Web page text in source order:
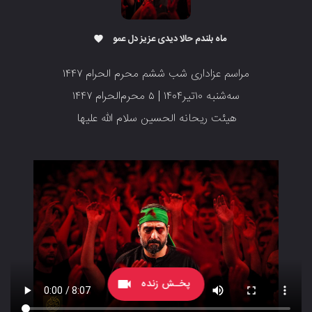
videocam پخـش زنده
ماه بلندم حالا دیدی عزیز دل عمو favorite
مراسم عزاداری شب ششم محرم الحرام ۱۴۴۷
سه‌شنبه ۱۰تیر۱۴۰۴ | ۵ محرم‌الحرام ۱۴۴۷
هیئت ریحانه الحسین سلام الله علیها